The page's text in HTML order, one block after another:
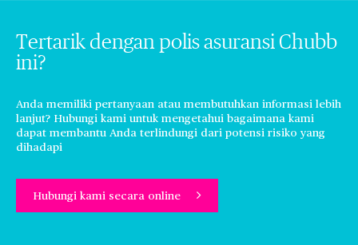
Tertarik dengan polis asuransi Chubb
ini?
Anda memiliki pertanyaan atau membutuhkan informasi lebih
lanjut? Hubungi kami untuk mengetahui bagaimana kami
dapat membantu Anda terlindungi dari potensi risiko yang
dihadapi
Hubungi kami secara online